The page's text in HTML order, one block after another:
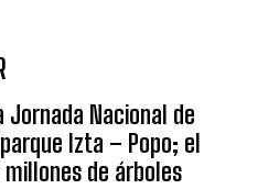
Jornada Nacional de
Izta – Popo; el
de árboles